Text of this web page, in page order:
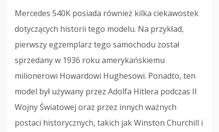
Mercedes 540K posiada również kilka ciekawostek
dotyczących historii tego modelu. Na przykład,
pierwszy egzemplarz tego samochodu został
sprzedany w 1936 roku amerykańskiemu
milionerowi Howardowi Hughesowi. Ponadto, ten
model był używany przez Adolfa Hitlera podczas II
Wojny Światowej oraz przez innych ważnych
postaci historycznych, takich jak Winston Churchill i